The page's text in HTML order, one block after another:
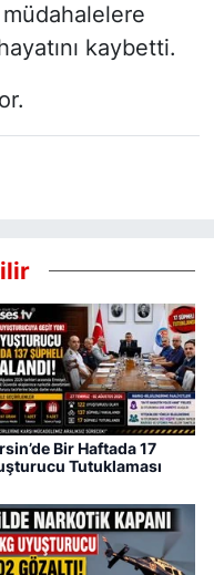
kaybetti.
Bir Haftada 17
Tutuklaması